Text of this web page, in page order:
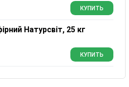
КУПИТЬ
Натурсвіт, 25 кг
КУПИТЬ